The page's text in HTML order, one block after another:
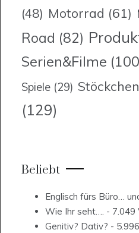
(48) Motorrad (61)
Road (82)
Serien&Filme
Spiele (29) Stöckchen
(129)
Beliebt
Englisch fürs Büro…
Wie Ihr seht…. - 7.049
Genitiv? Dativ? -